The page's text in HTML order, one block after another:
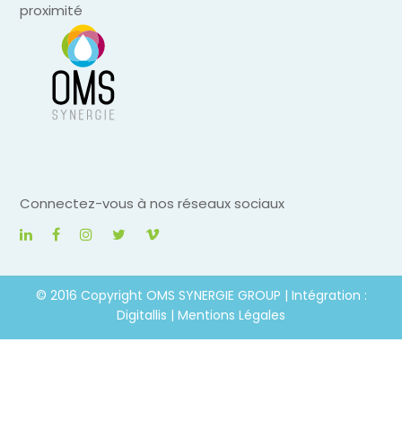
Connectez-vous à nos réseaux sociaux
© 2016 Copyright OMS SYNERGIE GROUP | Intégration :
Digitallis | Mentions Légales